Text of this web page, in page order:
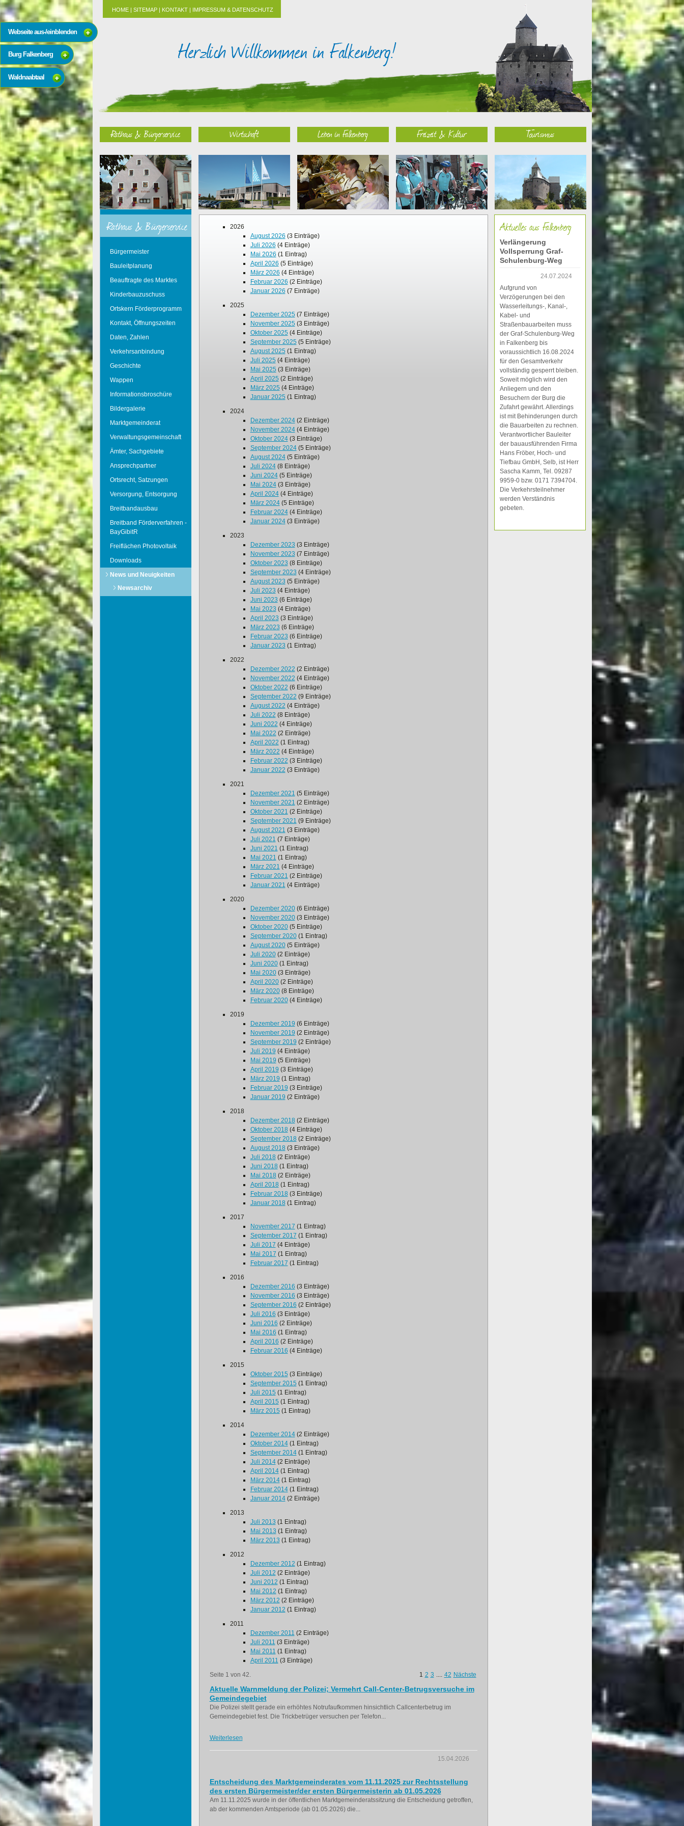
HOME| SITEMAP| KONTAKT| IMPRESSUM & DATENSCHUTZ
Rathaus & Bürgerservice Wirtschaft Leben in Falkenberg Freizeit & Kultur Tourismus
Rathaus & Bürgerservice
Bürgermeister
Bauleitplanung
Beauftragte des Marktes
Kinderbauzuschuss
Ortskern Förderprogramm
Kontakt, Öffnungszeiten
Daten, Zahlen
Verkehrsanbindung
Geschichte
Wappen
Informationsbroschüre
Bildergalerie
Marktgemeinderat
Verwaltungsgemeinschaft
Ämter, Sachgebiete
Ansprechpartner
Ortsrecht, Satzungen
Versorgung, Entsorgung
Breitbandausbau
Breitband Förderverfahren -
BayGibitR
Freiflächen Photovoltaik
Downloads
News und Neuigkeiten
Newsarchiv
2026
August 2026 (3 Einträge)
Juli 2026 (4 Einträge)
Mai 2026 (1 Eintrag)
April 2026 (5 Einträge)
März 2026 (4 Einträge)
Februar 2026 (2 Einträge)
Januar 2026 (7 Einträge)
2025
Dezember 2025(7 Einträge)
November 2025(3 Einträge)
Oktober 2025(4 Einträge)
September 2025(5 Einträge)
August 2025(1 Eintrag)
Juli 2025 (4 Einträge)
Mai 2025 (3 Einträge)
April 2025 (2 Einträge)
März 2025 (4 Einträge)
Januar 2025 (1 Eintrag)
2024
Dezember 2024(2 Einträge)
November 2024(4 Einträge)
Oktober 2024(3 Einträge)
September 2024(5 Einträge)
August 2024(5 Einträge)
Juli 2024(8 Einträge)
Juni 2024(5 Einträge)
Mai 2024(3 Einträge)
April 2024(4 Einträge)
März 2024(5 Einträge)
Februar 2024(4 Einträge)
Januar 2024(3 Einträge)
2023
Dezember 2023 (3 Einträge)
November 2023 (7 Einträge)
Oktober 2023 (8 Einträge)
September 2023 (4 Einträge)
August 2023 (5 Einträge)
Juli 2023 (4 Einträge)
Juni 2023 (6 Einträge)
Mai 2023 (4 Einträge)
April 2023 (3 Einträge)
März 2023 (6 Einträge)
Februar 2023 (6 Einträge)
Januar 2023 (1 Eintrag)
2022
Dezember 2022 (2 Einträge)
November 2022 (4 Einträge)
Oktober 2022 (6 Einträge)
September 2022 (9 Einträge)
August 2022 (4 Einträge)
Juli 2022 (8 Einträge)
Juni 2022 (4 Einträge)
Mai 2022 (2 Einträge)
April 2022 (1 Eintrag)
März 2022 (4 Einträge)
Februar 2022 (3 Einträge)
Januar 2022 (3 Einträge)
2021
Dezember 2021 (5 Einträge)
November 2021 (2 Einträge)
Oktober 2021 (2 Einträge)
September 2021 (9 Einträge)
August 2021 (3 Einträge)
Juli 2021 (7 Einträge)
Juni 2021 (1 Eintrag)
Mai 2021 (1 Eintrag)
März 2021 (4 Einträge)
Februar 2021 (2 Einträge)
Januar 2021 (4 Einträge)
2020
Dezember 2020(6 Einträge)
November 2020(3 Einträge)
Oktober 2020(5 Einträge)
September 2020(1 Eintrag)
August 2020(5 Einträge)
Juli 2020(2 Einträge)
Juni 2020(1 Eintrag)
Mai 2020(3 Einträge)
April 2020(2 Einträge)
März 2020(8 Einträge)
Februar 2020(4 Einträge)
2019
Dezember 2019 (6 Einträge)
November 2019 (2 Einträge)
September 2019 (2 Einträge)
Juli 2019 (4 Einträge)
Mai 2019 (5 Einträge)
April 2019 (3 Einträge)
März 2019 (1 Eintrag)
Februar 2019 (3 Einträge)
Januar 2019 (2 Einträge)
2018
Dezember 2018(2 Einträge)
Oktober 2018(4 Einträge)
September 2018(2 Einträge)
August 2018(3 Einträge)
Juli 2018(2 Einträge)
Juni 2018(1 Eintrag)
Mai 2018(2 Einträge)
April 2018(1 Eintrag)
Februar 2018(3 Einträge)
Januar 2018(1 Eintrag)
2017
November 2017 (1 Eintrag)
September 2017 (1 Eintrag)
Juli 2017 (4 Einträge)
Mai 2017 (1 Eintrag)
Februar 2017 (1 Eintrag)
2016
Dezember 2016 (3 Einträge)
November 2016 (3 Einträge)
September 2016 (2 Einträge)
Juli 2016 (3 Einträge)
Juni 2016 (2 Einträge)
Mai 2016 (1 Eintrag)
April 2016 (2 Einträge)
Februar 2016 (4 Einträge)
2015
Oktober 2015 (3 Einträge)
September 2015 (1 Eintrag)
Juli 2015 (1 Eintrag)
April 2015 (1 Eintrag)
März 2015 (1 Eintrag)
2014
Dezember 2014(2 Einträge)
Oktober 2014(1 Eintrag)
September 2014(1 Eintrag)
Juli 2014(2 Einträge)
April 2014(1 Eintrag)
März 2014(1 Eintrag)
Februar 2014(1 Eintrag)
Januar 2014(2 Einträge)
2013
Juli 2013 (1 Eintrag)
Mai 2013 (1 Eintrag)
März 2013 (1 Eintrag)
2012
Dezember 2012 (1 Eintrag)
Juli 2012 (2 Einträge)
Juni 2012 (1 Eintrag)
Mai 2012 (1 Eintrag)
März 2012 (2 Einträge)
Januar 2012 (1 Eintrag)
2011
Dezember 2011 (2 Einträge)
Juli 2011 (3 Einträge)
Mai 2011 (1 Eintrag)
April 2011 (3 Einträge)
Seite 1 von 42.
1 2 3 .... 42 Nächste
Aktuelle Warnmeldung der Polizei; Vermehrt Call-Center-Betrugsversuche im
Gemeindegebiet
Die Polizei stellt gerade ein erhöhtes Notrufaufkommen hinsichtlich Callcenterbetrug im
Gemeindegebiet fest. Die Trickbetrüger versuchen per Telefon...
Weiterlesen
15.04.2026
Entscheidung des Marktgemeinderates vom 11.11.2025 zur Rechtsstellung
des ersten Bürgermeister/der ersten Bürgermeisterin ab 01.05.2026
Am 11.11.2025 wurde in der öffentlichen Marktgemeinderatssitzung die Entscheidung getroffen,
ab der kommenden Amtsperiode (ab 01.05.2026) die...
Aktuelles aus Falkenberg
Verlängerung
Vollsperrung Graf-
Schulenburg-Weg
24.07.2024
Aufgrund von
Verzögerungen bei den
Wasserleitungs-, Kanal-,
Kabel- und
Straßenbauarbeiten muss
der Graf-Schulenburg-Weg
in Falkenberg bis
voraussichtlich 16.08.2024
für den Gesamtverkehr
vollständig gesperrt bleiben.
Soweit möglich wird den
Anliegern und den
Besuchern der Burg die
Zufahrt gewährt. Allerdings
ist mit Behinderungen durch
die Bauarbeiten zu rechnen.
Verantwortlicher Bauleiter
der bauausführenden Firma
Hans Fröber, Hoch- und
Tiefbau GmbH, Selb, ist Herr
Sascha Kamm, Tel. 09287
9959-0 bzw. 0171 7394704.
Die Verkehrsteilnehmer
werden Verständnis
gebeten.
Webseite aus-/einblenden
Burg Falkenberg
Waldnaabtaal